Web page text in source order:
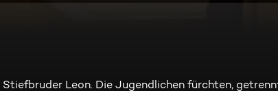
Leon. Die Jugendlichen fürchten,